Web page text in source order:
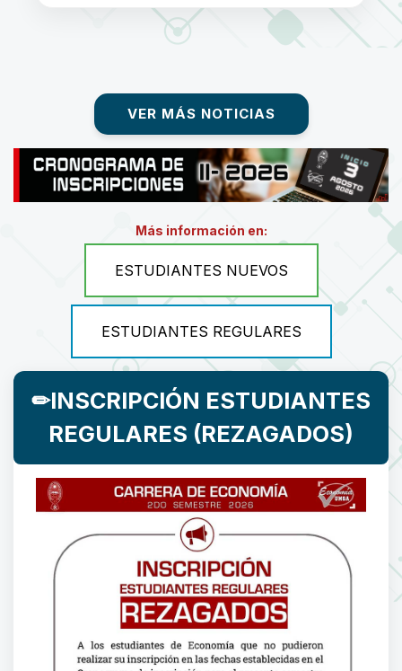
VER MÁS NOTICIAS
Más información en:
ESTUDIANTES NUEVOS
ESTUDIANTES REGULARES
✏INSCRIPCIÓN ESTUDIANTES
REGULARES (REZAGADOS)